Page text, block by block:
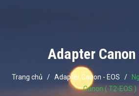
Adapter Canon
Trang chủ / Adapter Canon - EOS /
Canon ( T2-EOS )